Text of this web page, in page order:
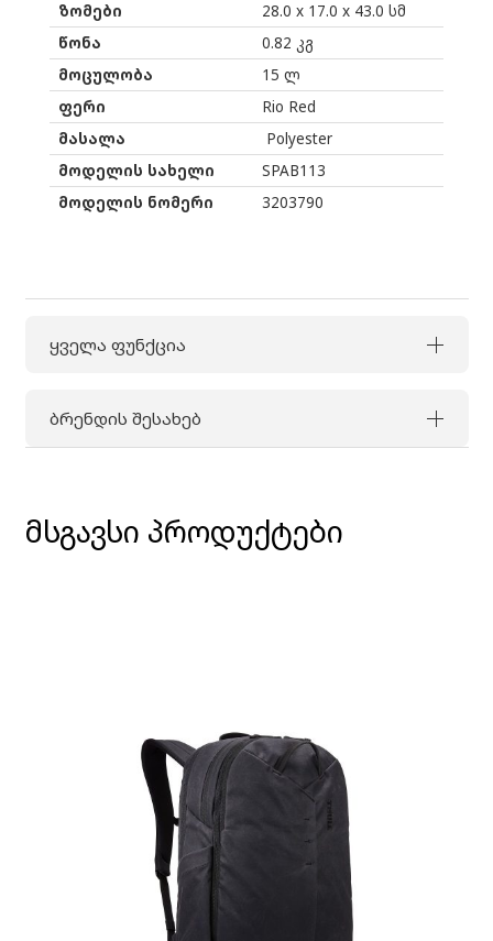
ზომები
28.0 x 17.0 x 43.0 სმ
წონა
0.82 კგ
მოცულობა
15 ლ
ფერი
Rio Red
მასალა
Polyester
მოდელის სახელი
SPAB113
მოდელის ნომერი
3203790
ყველა ფუნქცია
ბრენდის შესახებ
მსგავსი პროდუქტები